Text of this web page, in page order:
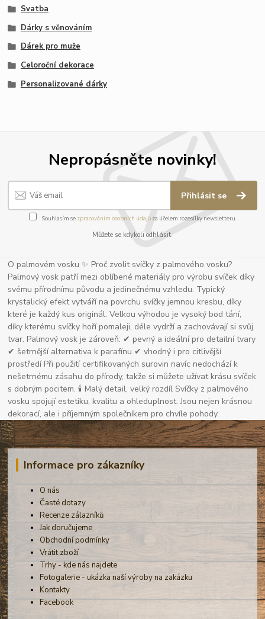
Svatba
Dárky s věnováním
Dárek pro muže
Celoroční dekorace
Personalizované dárky
Nepropásněte novinky!
Přihlásit se
Souhlasím se zpracováním osobních údajůza účelem rozesílky newsletteru.
Můžete se kdykoli odhlásit.
O palmovém vosku ✨ Proč zvolit svíčky z palmového vosku?
Palmový vosk patří mezi oblíbené materiály pro výrobu svíček díky
svému přírodnímu původu a jedinečnému vzhledu. Typický
krystalický efekt vytváří na povrchu svíčky jemnou kresbu, díky
které je každý kus originál. Velkou výhodou je vysoký bod tání,
díky kterému svíčky hoří pomaleji, déle vydrží a zachovávají si svůj
tvar. Palmový vosk je zároveň: ✔ pevný a ideální pro detailní tvary
✔ šetrnější alternativa k parafínu ✔ vhodný i pro citlivější
prostředí Při použití certifikovaných surovin navíc nedochází k
nešetrnému zásahu do přírody, takže si můžete užívat krásu svíček
s dobrým pocitem. 🕯 Malý detail, velký rozdíl Svíčky z palmového
vosku spojují estetiku, kvalitu a ohleduplnost. Jsou nejen krásnou
dekorací, ale i příjemným společníkem pro chvíle pohody.
Informace pro zákazníky
O nás
Časté dotazy
Recenze zálazníků
Jak doručujeme
Obchodní podmínky
Vrátit zboží
Trhy - kde nás najdete
Fotogalerie - ukázka naší výroby na zakázku
Kontakty
Facebook